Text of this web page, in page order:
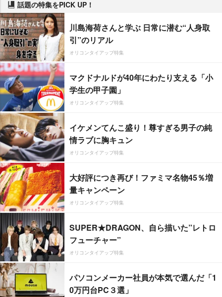
話題の特集をPICK UP！
川島海荷さんと学ぶ 日常に潜む“人身取
引”のリアル
オリコンタイアップ特集
マクドナルドが40年にわたり支える「小
学生の甲子園」
オリコンタイアップ特集
イケメンてんこ盛り！尊すぎる男子の純
情ラブに胸キュン
オリコンタイアップ特集
大好評につき再び！ファミマ名物45％増
量キャンペーン
オリコンタイアップ特集
SUPER★DRAGON、自ら描いた”レトロ
フューチャー”
オリコンタイアップ特集
パソコンメーカー社員が本気で選んだ「1
0万円台PC３選」